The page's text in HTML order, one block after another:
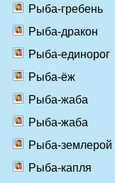
Рыба-гребень
Рыба-дракон
Рыба-единорог
Рыба-ёж
Рыба-жаба
Рыба-жаба
Рыба-землерой
Рыба-капля